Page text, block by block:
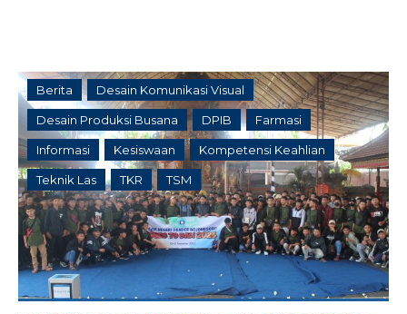
Berita Desain Komunikasi Visual
Desain Produksi Busana DPIB Farmasi
Informasi Kesiswaan Kompetensi Keahlian
Teknik Las TKR TSM